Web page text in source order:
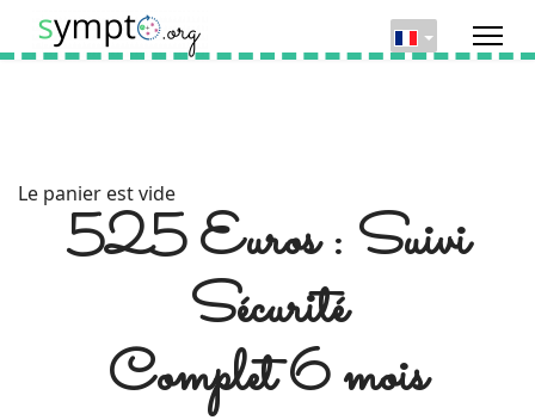
Le panier est vide
525 Euros : Suivi
Sécurité
Complet 6 mois